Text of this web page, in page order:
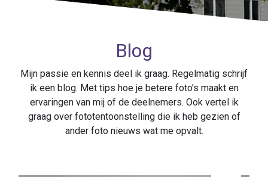
Blog
Mijn passie en kennis deel ik graag. Regelmatig schrijf
ik een blog. Met tips hoe je betere foto's maakt en
ervaringen van mij of de deelnemers. Ook vertel ik
graag over fototentoonstelling die ik heb gezien of
ander foto nieuws wat me opvalt.